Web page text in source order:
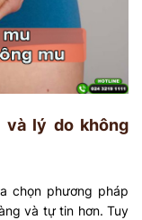
và lý do không
chọn phương pháp
và tự tin hơn. Tuy